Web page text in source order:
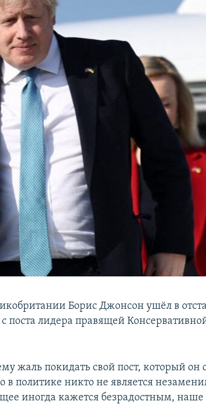
Борис Джонсон ушёл в
с поста лидера правящей
жаль покидать свой пост, который он
в политике никто не является
иногда кажется безрадостным, наше